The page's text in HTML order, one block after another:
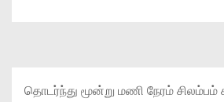
தொடர்ந்து மூன்று மணி நேரம் சிலம்பம்